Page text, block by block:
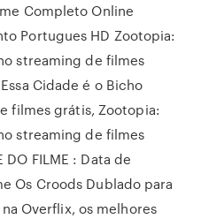
Completo Online
Portugues HD Zootopia:
streaming de filmes
Cidade é o Bicho
filmes grátis, Zootopia:
streaming de filmes
DO FILME : Data de
Os Croods Dublado para
Overflix, os melhores